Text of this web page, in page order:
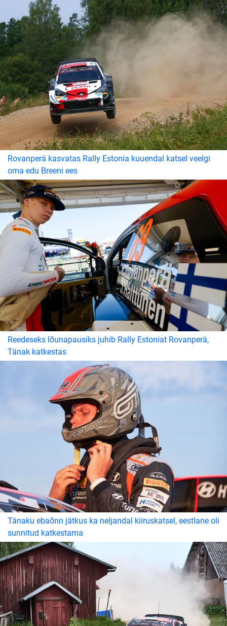
Rovanperä kasvatas Rally Estonia kuuendal katsel veelgi
oma edu Breeni ees
Reedeseks lõunapausiks juhib Rally Estoniat Rovanperä,
Tänak katkestas
Tänaku ebaõnn jätkus ka neljandal kiiruskatsel, eestlane oli
sunnitud katkestama